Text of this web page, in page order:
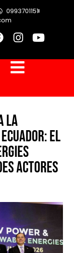
0993701151
la
el
actores